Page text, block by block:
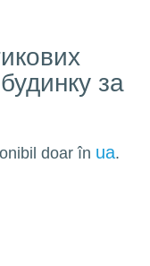
за
doar în ua.